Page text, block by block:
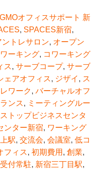
GMOオフィスサポート 新
, SPACES新宿,
ントレサロン, オープン
ーキング, コワーキング
ス, サーブコープ, サーブ
ェアオフィス, ジザイ , ス
ワーク, バーチャルオフ
ンス, ミーティングルー
トップビジネスセンタ
ンター新宿, ワーキング
駅, 交流会, 会議室, 低コ
フィス, 初期費用 , 創業,
受付常駐, 新宿三丁目駅,